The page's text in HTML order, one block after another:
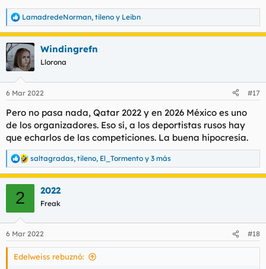
R
e
a
c
c
i
e
:
LamadredeNorman, tileno y Leibn
Windingrefn
Llorona
6 Mar 2022 #17
Pero no pasa nada, Qatar 2022 y en 2026 México es uno
de los organizadores. Eso sí, a los deportistas rusos hay
que echarlos de las competiciones. La buena hipocresía.
R
e
a
e
s
saltagradas, tileno, El_Tormento y 3 más
2 2022
Freak
6 Mar 2022 #18
Edelweiss rebuznó: